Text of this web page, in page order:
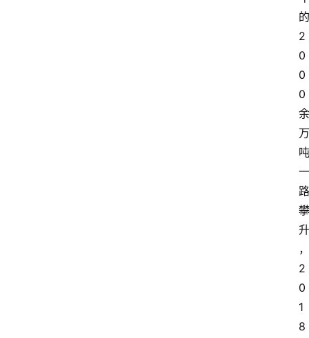
的
2
0
0
0
余
万
吨
一
路
攀
升
，
2
0
1
8